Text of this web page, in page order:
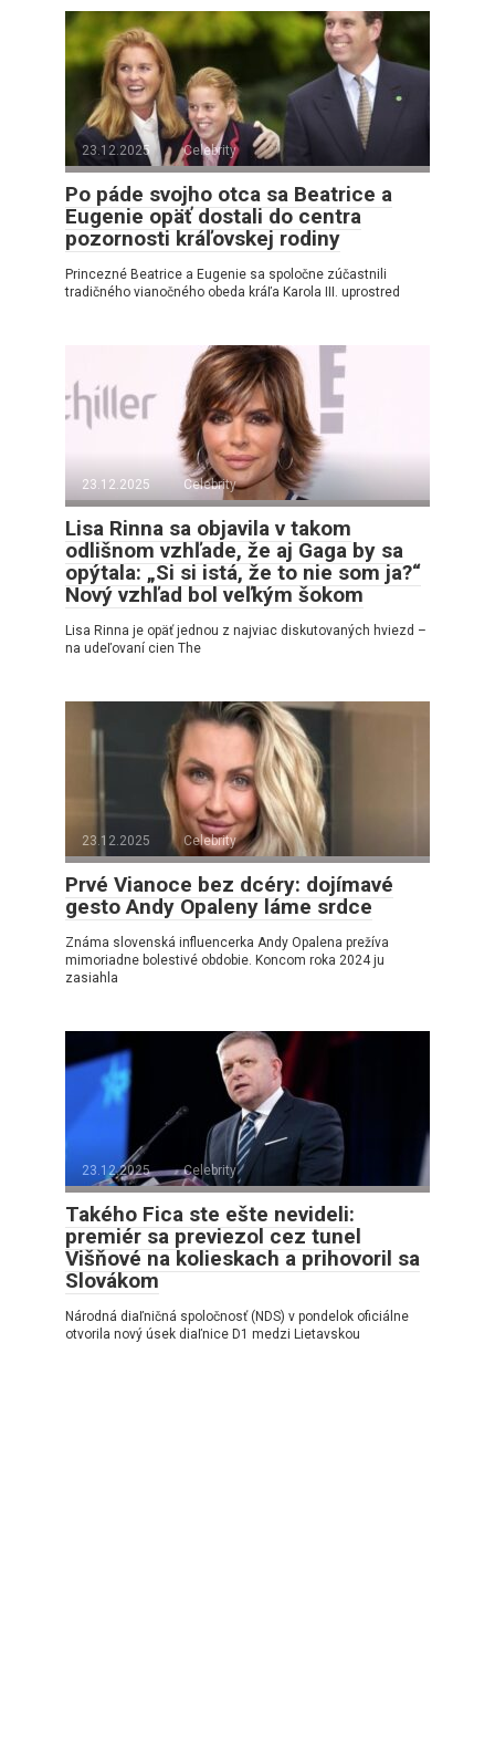
23.12.2025 Celebrity
Po páde svojho otca sa Beatrice a
Eugenie opäť dostali do centra
pozornosti kráľovskej rodiny
Princezné Beatrice a Eugenie sa spoločne zúčastnili
tradičného vianočného obeda kráľa Karola III. uprostred
23.12.2025 Celebrity
Lisa Rinna sa objavila v takom
odlišnom vzhľade, že aj Gaga by sa
opýtala: „Si si istá, že to nie som ja?“
Nový vzhľad bol veľkým šokom
Lisa Rinna je opäť jednou z najviac diskutovaných hviezd –
na udeľovaní cien The
23.12.2025 Celebrity
Prvé Vianoce bez dcéry: dojímavé
gesto Andy Opaleny láme srdce
Známa slovenská influencerka Andy Opalena prežíva
mimoriadne bolestivé obdobie. Koncom roka 2024 ju
zasiahla
23.12.2025 Celebrity
Takého Fica ste ešte nevideli:
premiér sa previezol cez tunel
Višňové na kolieskach a prihovoril sa
Slovákom
Národná diaľničná spoločnosť (NDS) v pondelok oficiálne
otvorila nový úsek diaľnice D1 medzi Lietavskou